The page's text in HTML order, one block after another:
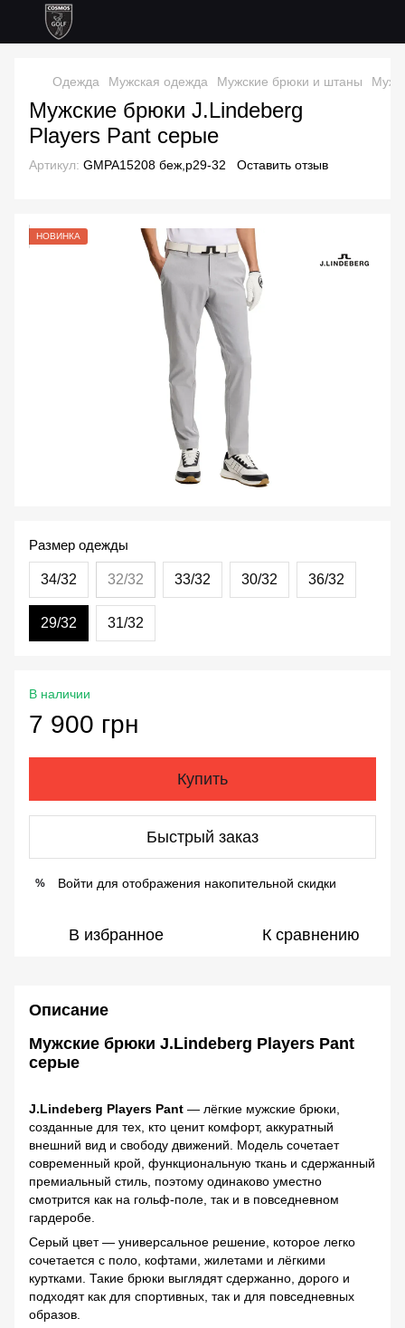
Одежда Мужская одежда Мужские брюки и штаны
Мужские брюки J.Lindeberg
Players Pant серые
Артикул: GMPA15208 беж,р29-32 Оставить отзыв
НОВИНКА
Размер одежды
34/32 32/32 33/32 30/32 36/32
29/32 31/32
В наличии
7 900 грн
Купить
Быстрый заказ
% Войти для отображения накопительной скидки
В избранное К сравнению
Описание
Мужские брюки J.Lindeberg Players Pant
серые
J.Lindeberg Players Pant — лёгкие мужские брюки,
созданные для тех, кто ценит комфорт, аккуратный
внешний вид и свободу движений. Модель сочетает
современный крой, функциональную ткань и сдержанный
премиальный стиль, поэтому одинаково уместно
смотрится как на гольф-поле, так и в повседневном
гардеробе.
Серый цвет — универсальное решение, которое легко
сочетается с поло, кофтами, жилетами и лёгкими
куртками. Такие брюки выглядят сдержанно, дорого и
подходят как для спортивных, так и для повседневных
образов.